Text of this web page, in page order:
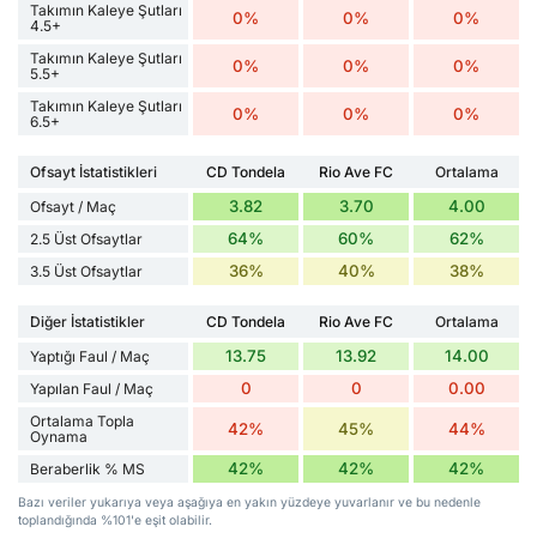
Takımın Kaleye Şutları
4.5+
0% 0% 0%
Takımın Kaleye Şutları
5.5+
0% 0% 0%
Takımın Kaleye Şutları
6.5+
0% 0% 0%
Ofsayt İstatistikleri CD Tondela Rio Ave FC
Ortalama
Ofsayt / Maç
3.82 3.70 4.00
2.5 Üst Ofsaytlar 64% 60% 62%
3.5 Üst Ofsaytlar 36% 40% 38%
Diğer İstatistikler CD Tondela Rio Ave FC
Ortalama
Yaptığı Faul / Maç
13.75 13.92 14.00
Yapılan Faul / Maç 0 0 0.00
Ortalama Topla
Oynama
42% 45% 44%
Beraberlik % MS 42% 42% 42%
Bazı veriler yukarıya veya aşağıya en yakın yüzdeye yuvarlanır ve bu nedenle
toplandığında %101'e eşit olabilir.